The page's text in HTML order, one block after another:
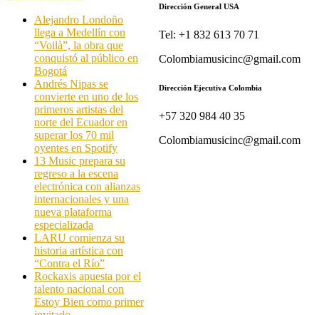
Alejandro Londoño
llega a Medellín con
“Voilà”, la obra que
conquistó al público en
Bogotá
Andrés Nipas se
convierte en uno de los
primeros artistas del
norte del Ecuador en
superar los 70 mil
oyentes en Spotify
13 Music prepara su
regreso a la escena
electrónica con alianzas
internacionales y una
nueva plataforma
especializada
LARU comienza su
historia artística con
“Contra el Río”
Rockaxis apuesta por el
talento nacional con
Estoy Bien como primer
Dirección General USA
Tel: +1 832 613 70 71
Colombiamusicinc@gmail.com
Dirección Ejecutiva Colombia
+57 320 984 40 35
Colombiamusicinc@gmail.com